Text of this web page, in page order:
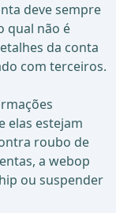
deve sempre
qual não é
da conta
com terceiros.
elas estejam
roubo de
a webop
ou suspender